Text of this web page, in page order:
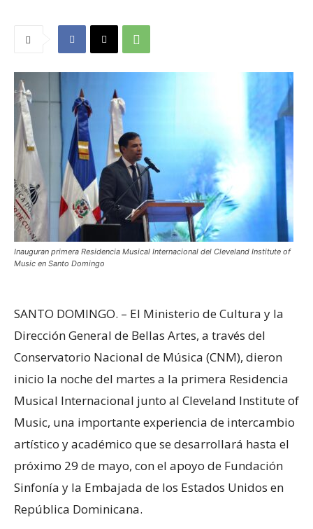
Inauguran primera Residencia Musical Internacional del Cleveland Institute of
Music en Santo Domingo
SANTO DOMINGO. – El Ministerio de Cultura y la
Dirección General de Bellas Artes, a través del
Conservatorio Nacional de Música (CNM), dieron
inicio la noche del martes a la primera Residencia
Musical Internacional junto al Cleveland Institute of
Music, una importante experiencia de intercambio
artístico y académico que se desarrollará hasta el
próximo 29 de mayo, con el apoyo de Fundación
Sinfonía y la Embajada de los Estados Unidos en
República Dominicana.